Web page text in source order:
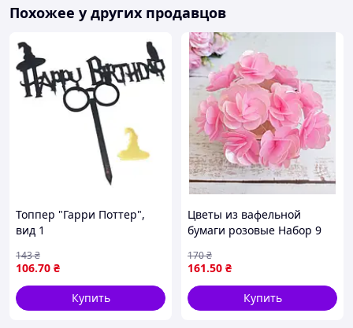
Похожее у других продавцов
Топпер "Гарри Поттер",
вид 1
106.70 ₴
143₴
Купить
Цветы из вафельной
бумаги розовые Набор 9
161.50 ₴
170₴
Купить